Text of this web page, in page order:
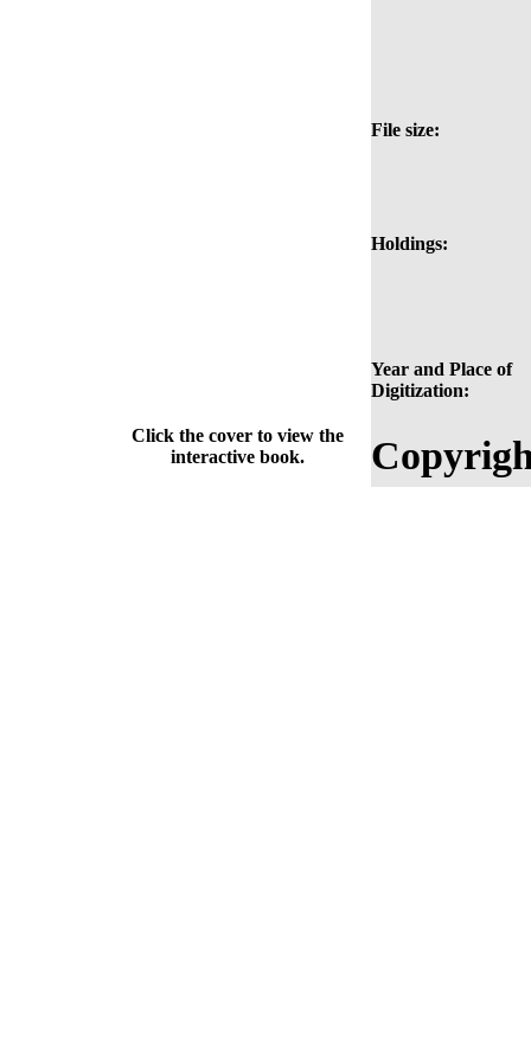
File size:
Holdings:
Year and Place of
Digitization:
Click the cover to view the
interactive book.